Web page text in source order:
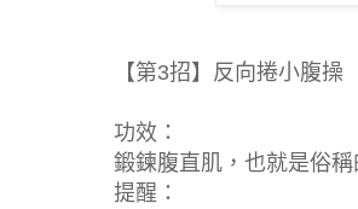
【第3招】反向捲小腹操
功效：
鍛鍊腹直肌，也就是俗
提醒：